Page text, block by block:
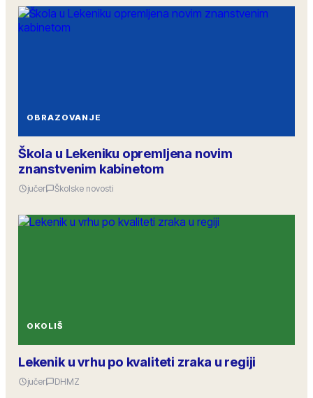
OBRAZOVANJE
Škola u Lekeniku opremljena novim
znanstvenim kabinetom
jučer Školske novosti
OKOLIŠ
Lekenik u vrhu po kvaliteti zraka u regiji
jučer DHMZ